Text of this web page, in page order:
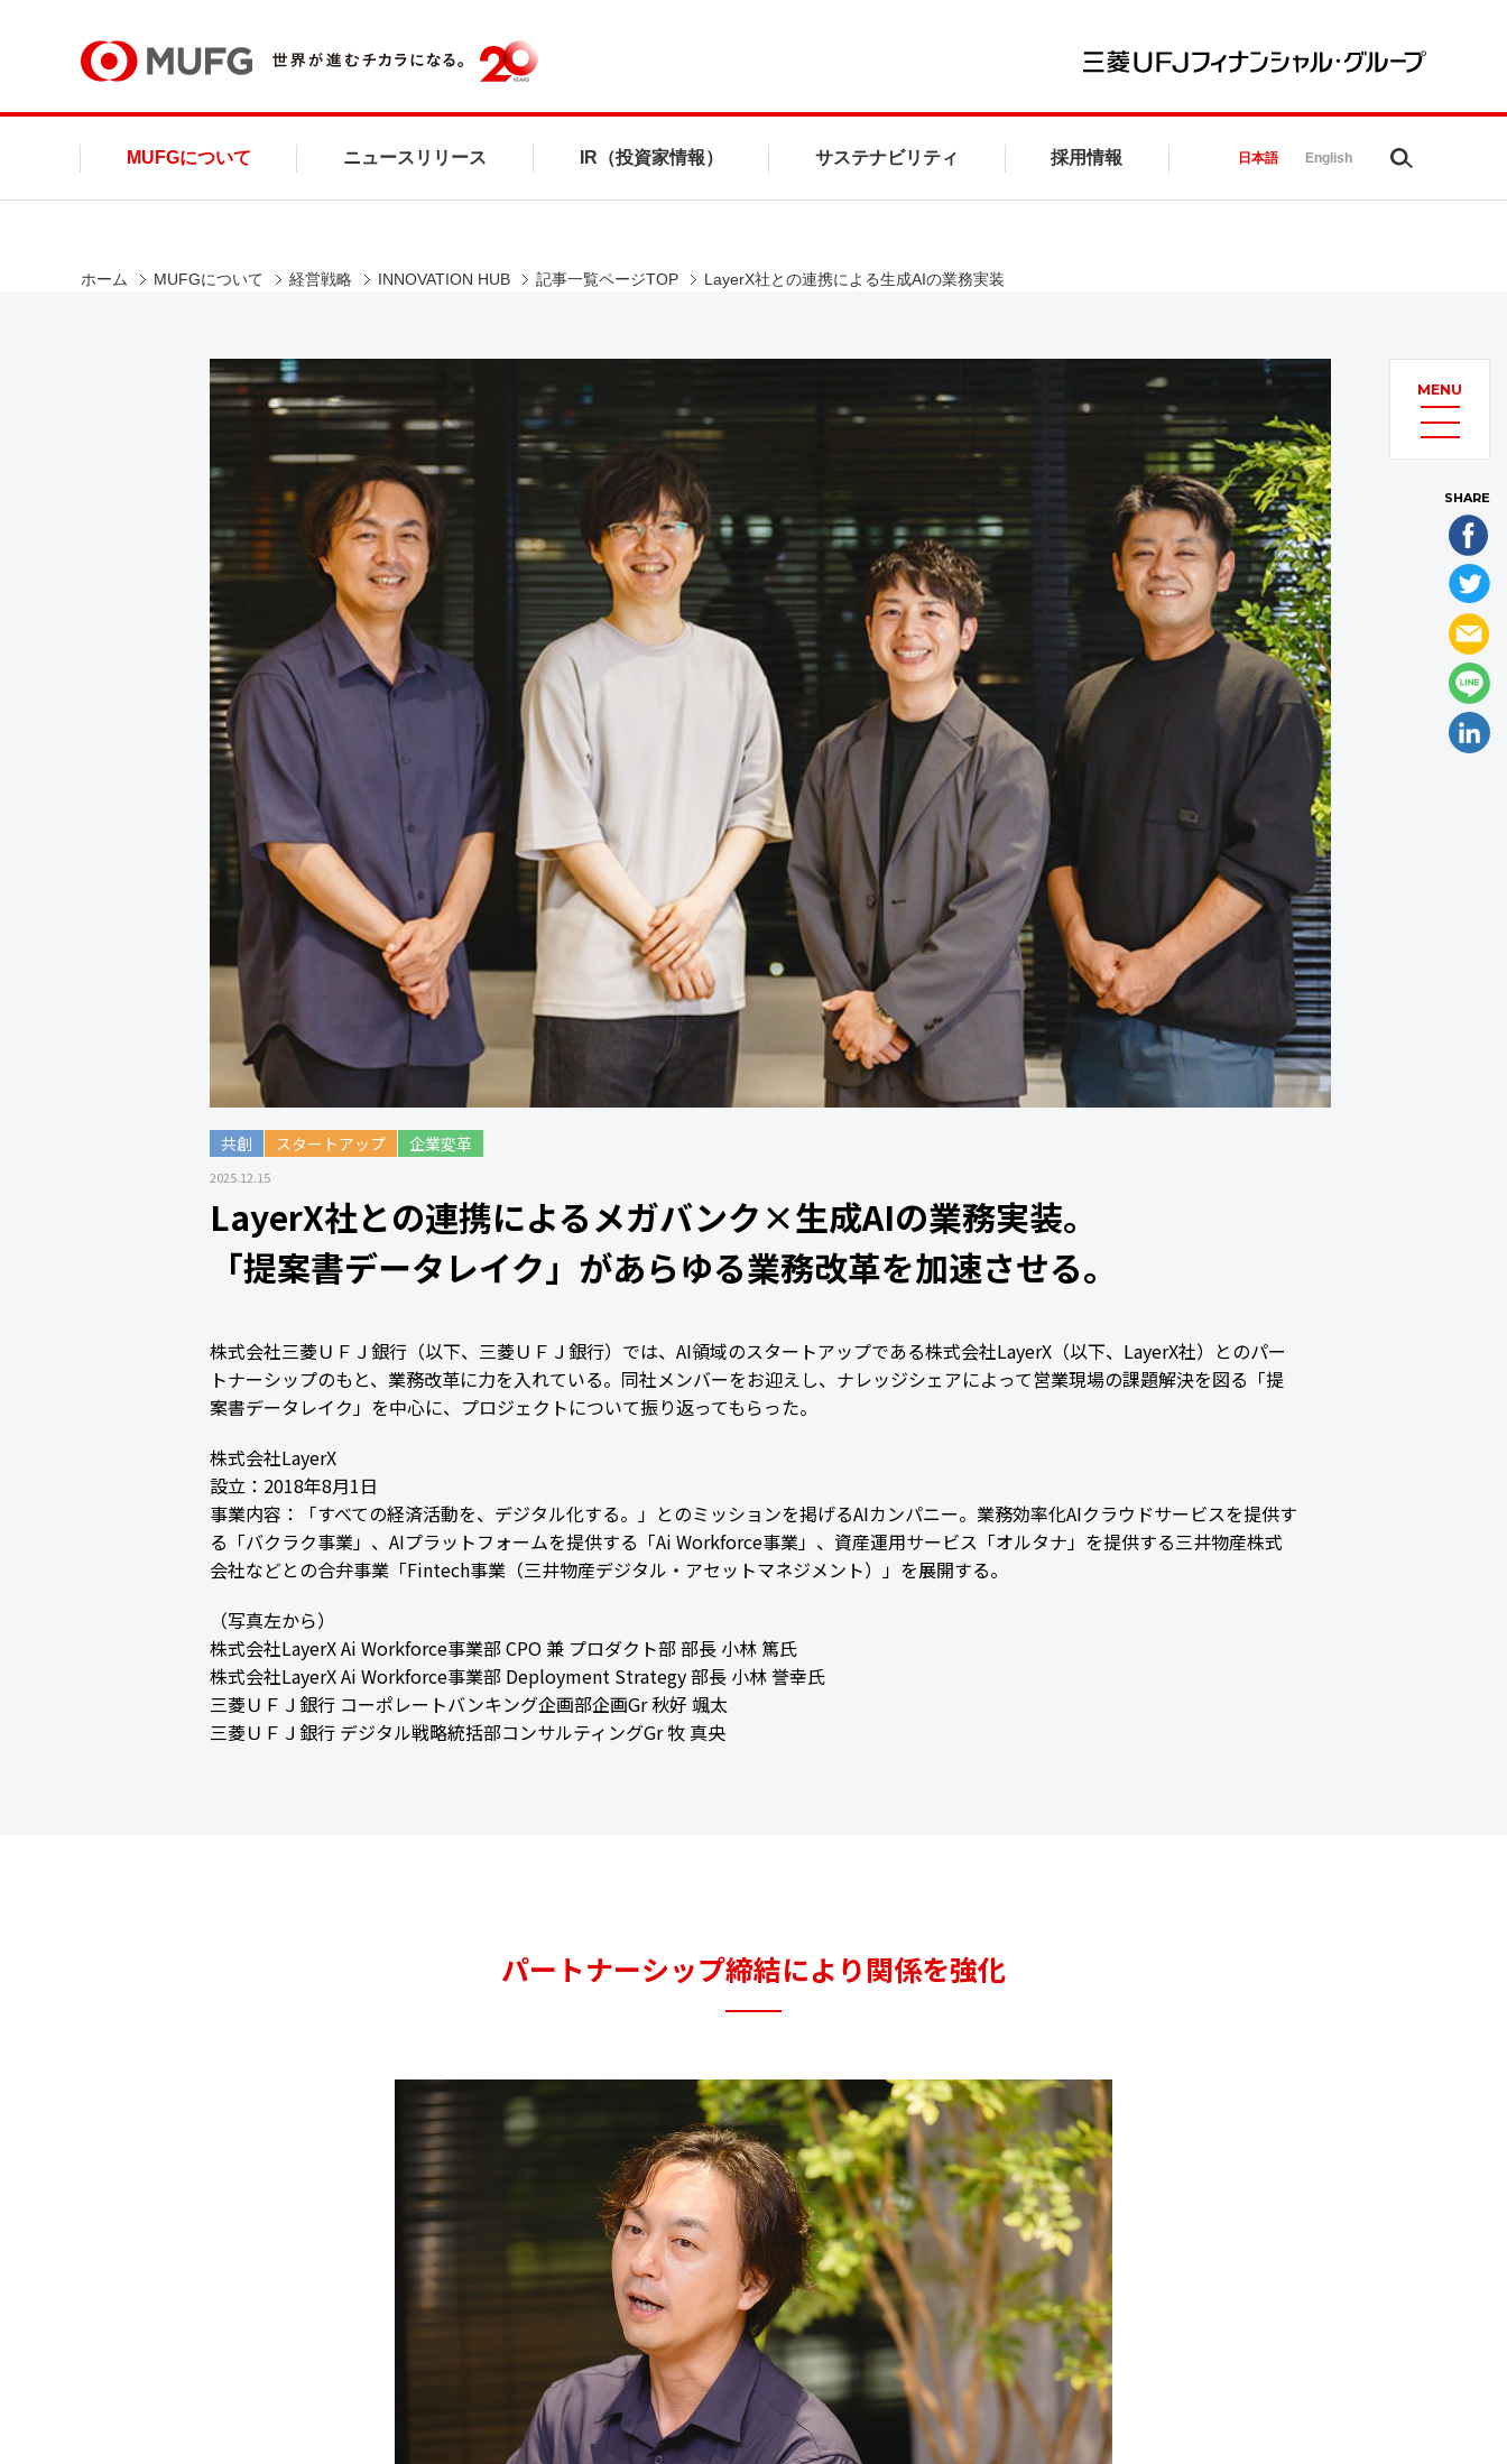
MUFGについて ニュースリリース IR（投資家情報） サステナビリティ 採用情報 日本語 English
ホーム MUFGについて 経営戦略 INNOVATION HUB 記事一覧ページTOP LayerX社との連携による生成AIの業務実装
MENU
SHARE
共創 スタートアップ 企業変革
2025.12.15
LayerX社との連携によるメガバンク×生成AIの業務実装。
「提案書データレイク」があらゆる業務改革を加速させる。
株式会社三菱ＵＦＪ銀行（以下、三菱ＵＦＪ銀行）では、AI領域のスタートアップである株式会社LayerX（以下、LayerX社）とのパー
トナーシップのもと、業務改革に力を入れている。同社メンバーをお迎えし、ナレッジシェアによって営業現場の課題解決を図る「提
案書データレイク」を中心に、プロジェクトについて振り返ってもらった。
株式会社LayerX
設立：2018年8月1日
事業内容：「すべての経済活動を、デジタル化する。」とのミッションを掲げるAIカンパニー。業務効率化AIクラウドサービスを提供す
る「バクラク事業」、AIプラットフォームを提供する「Ai Workforce事業」、資産運用サービス「オルタナ」を提供する三井物産株式
会社などとの合弁事業「Fintech事業（三井物産デジタル・アセットマネジメント）」を展開する。
（写真左から）
株式会社LayerX Ai Workforce事業部 CPO 兼 プロダクト部 部長 小林 篤氏
株式会社LayerX Ai Workforce事業部 Deployment Strategy 部長 小林 誉幸氏
三菱ＵＦＪ銀行 コーポレートバンキング企画部企画Gr 秋好 颯太
三菱ＵＦＪ銀行 デジタル戦略統括部コンサルティングGr 牧 真央
パートナーシップ締結により関係を強化